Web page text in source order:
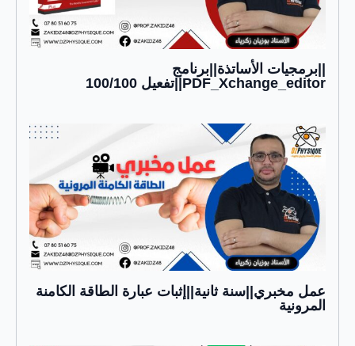
||برمجيات الأساتذة||برنامج
PDF_Xchange_editor||تفعيل 100/100
عمل مخبري||سنة ثانية||إثبات عبارة الطاقة الكامنة
المرونية